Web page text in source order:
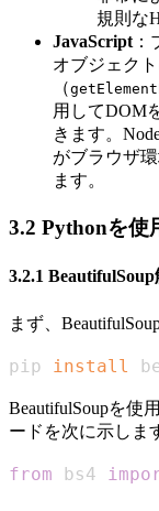
規則な
JavaScript：
オブジェク
（
用してDOM
きます。
がブラウザ
ます。
3.2 Pythonを
3.2.1 BeautifulSoup
まず、
pip install
BeautifulSoupを使
ードを次に示しま
from bs4